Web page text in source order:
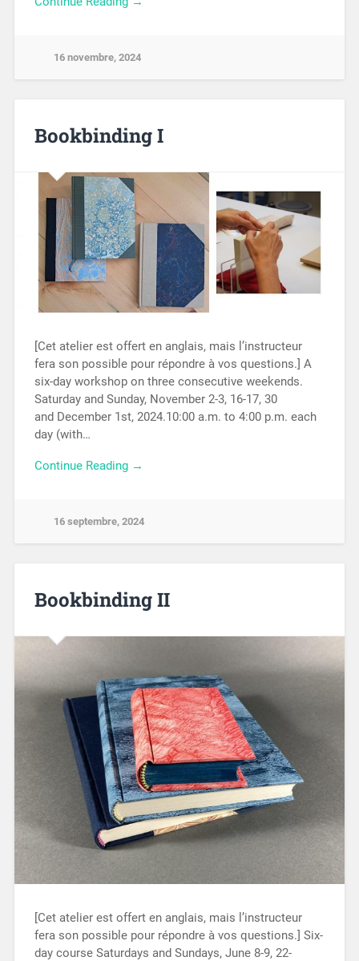
16 novembre, 2024
Bookbinding I
[Cet atelier est offert en anglais, mais l’instructeur
fera son possible pour répondre à vos questions.] A
six-day workshop on three consecutive weekends.
Saturday and Sunday, November 2-3, 16-17, 30
and December 1st, 2024.10:00 a.m. to 4:00 p.m. each
day (with…
Continue Reading →
16 septembre, 2024
Bookbinding II
[Cet atelier est offert en anglais, mais l’instructeur
fera son possible pour répondre à vos questions.] Six-
day course Saturdays and Sundays, June 8-9, 22-